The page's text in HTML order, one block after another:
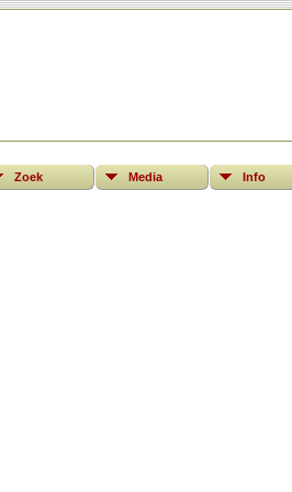
Zoek Media Info